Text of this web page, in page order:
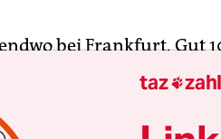
bei Frankfurt. Gut
Fabrikhalle
Industriekultur
ein gut
taz 